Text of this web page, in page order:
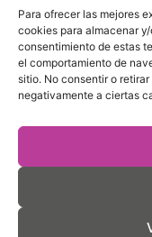
Para ofrecer las mejores
cookies para almacenar
consentimiento de estas
el comportamiento de
sitio. No consentir o
negativamente a ciertas
DE
CONTACTO
Pl. de la
Inmaculada, 8,
34001 Palencia